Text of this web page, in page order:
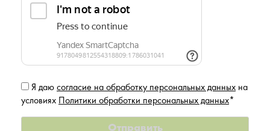
Я даю согласие на обработку персональных данных на
условиях Политики обработки персональных данных*